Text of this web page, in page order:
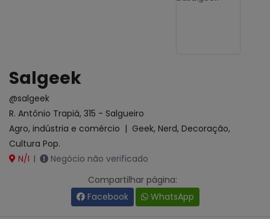
Salgeek
@salgeek
R. Antônio Trapiá, 315 - Salgueiro
Agro, indústria e comércio | Geek, Nerd, Decoração,
Cultura Pop.
N/I |
Negócio não verificado
Compartilhar página:
Facebook
WhatsApp